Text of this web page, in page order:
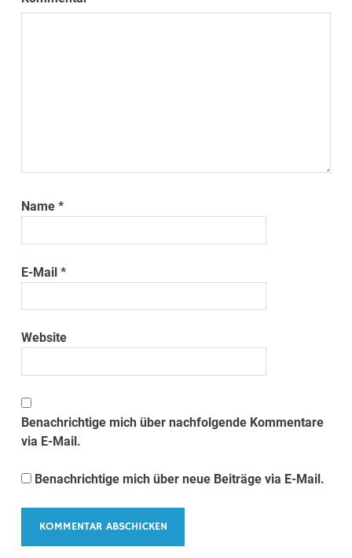
Name*
E-Mail*
Website
Benachrichtige mich über nachfolgende Kommentare
via E-Mail.
Benachrichtige mich über neue Beiträge via E-Mail.